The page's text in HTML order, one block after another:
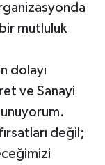
mutluluk
dolayı
ve Sanayi
değil;